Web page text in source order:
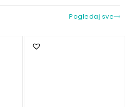
Pogledaj sve